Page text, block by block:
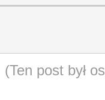
(Ten post był